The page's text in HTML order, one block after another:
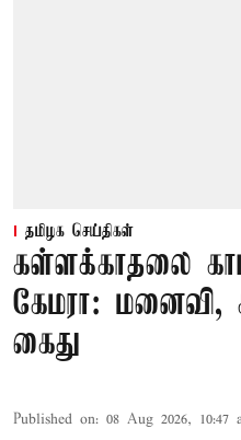
தமிழக செய்திகள்
கள்ளக்காதலை
கேமரா:
கைது
Published on: 08 Aug 2026, 10:47